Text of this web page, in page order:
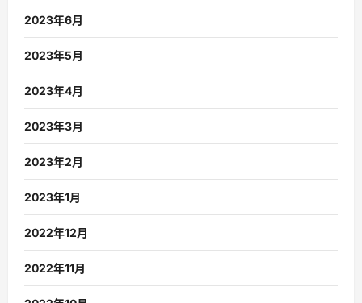
2023年6月
2023年5月
2023年4月
2023年3月
2023年2月
2023年1月
2022年12月
2022年11月